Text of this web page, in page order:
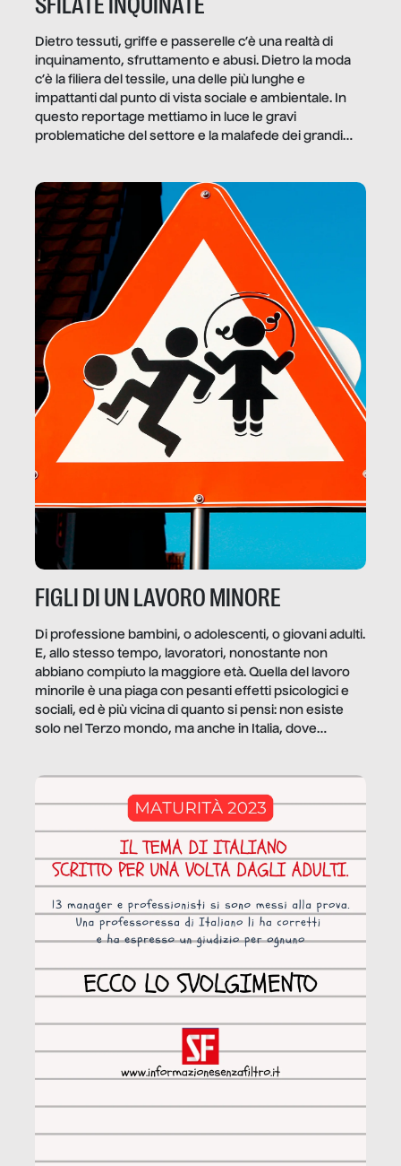
Dietro tessuti, griffe e passerelle c’è una realtà di
inquinamento, sfruttamento e abusi. Dietro la moda
c’è la filiera del tessile, una delle più lunghe e
impattanti dal punto di vista sociale e ambientale. In
questo reportage mettiamo in luce le gravi
problematiche del settore e la malafede dei grandi
FIGLI DI UN LAVORO MINORE
Di professione bambini, o adolescenti, o giovani adulti.
E, allo stesso tempo, lavoratori, nonostante non
abbiano compiuto la maggiore età. Quella del lavoro
minorile è una piaga con pesanti effetti psicologici e
sociali, ed è più vicina di quanto si pensi: non esiste
solo nel Terzo mondo, ma anche in Italia, dove